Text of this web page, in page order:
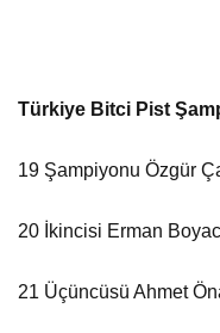
Türkiye Bitci Pist
19 Şampiyonu Özgür
20 İkincisi Erman
21 Üçüncüsü Ahmet